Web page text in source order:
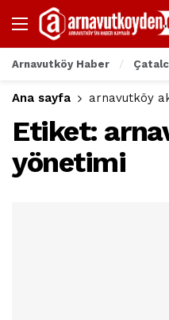
Arnavutköy Haber
Ana sayfa arnavutköy
Etiket:
yönetimi